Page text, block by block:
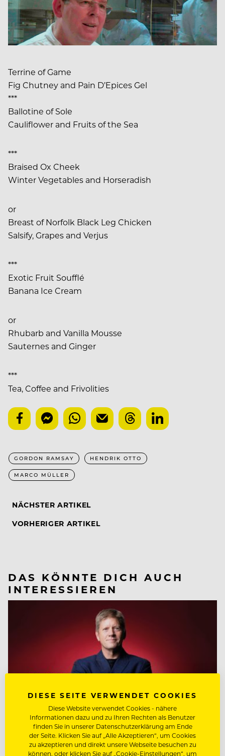
Terrine of Game
Fig Chutney and Pain D’Epices Gel
***
Ballotine of Sole
Cauliflower and Fruits of the Sea
***
Braised Ox Cheek
Winter Vegetables and Horseradish
or
Breast of Norfolk Black Leg Chicken
Salsify, Grapes and Verjus
***
Exotic Fruit Soufflé
Banana Ice Cream
or
Rhubarb and Vanilla Mousse
Sauternes and Ginger
***
Tea, Coffee and Frivolities
GORDON RAMSAY HENDRIK OTTO
MARCO MÜLLER
NÄCHSTER ARTIKEL
VORHERIGER ARTIKEL
DAS KÖNNTE DICH AUCH
INTERESSIEREN
DIESE SEITE VERWENDET COOKIES
Diese Website verwendet Cookies - nähere
Informationen dazu und zu Ihren Rechten als Benutzer
finden Sie in unserer Datenschutzerklärung am Ende
der Seite. Klicken Sie auf „Alle Akzeptieren“, um Cookies
zu akzeptieren und direkt unsere Webseite besuchen zu
können, oder klicken Sie auf „Cookie-Einstellungen“, um